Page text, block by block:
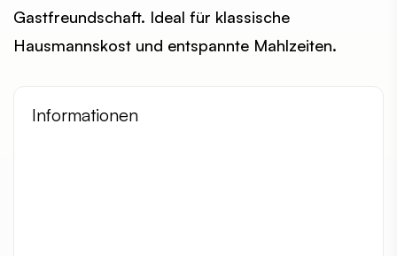
Gastfreundschaft. Ideal für klassische
Hausmannskost und entspannte Mahlzeiten.
Informationen